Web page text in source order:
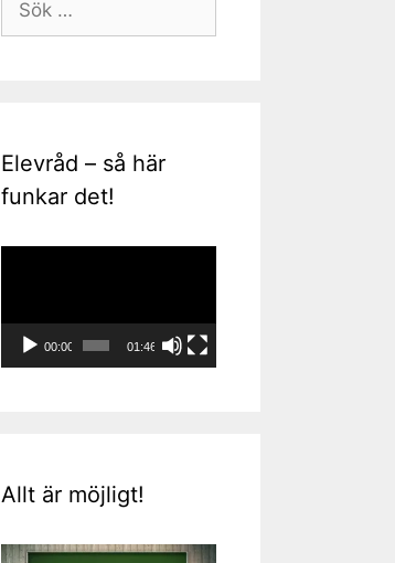
efter:
Elevråd – så här
funkar det!
00:00 01:46
Allt är möjligt!